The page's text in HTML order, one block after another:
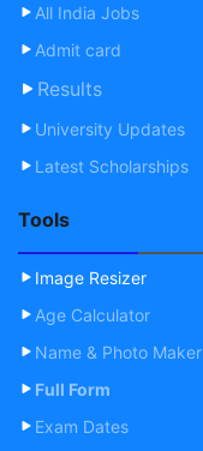
All India Jobs
Admit card
Results
University Updates
Latest Scholarships
Tools
Image Resizer
Age Calculator
Name & Photo Maker
Full Form
Exam Dates